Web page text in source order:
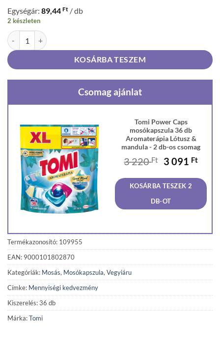
Egységár: 89,44 Ft / db
2 készleten
Tomi Power Caps mosókapszula 36 db Aromaterápia Lótusz &
KOSÁRBA TESZEM
Csomag ajánlat
Tomi Power Caps
mosókapszula 36 db
Aromaterápia Lótusz &
mandula - 2 db-os csomag
3 220Ft
Original
was:
3
220 Ft.
3 091 Ft
is:
091
KOSÁRBA TESZEK 2
DB-OT
Termékazonosító: 109955
EAN: 9000101802870
Kategóriák: Mosás, Mosókapszula,Vegyiáru
Címke: Mennyiségi kedvezmény
Kiszerelés: 36 db
Márka:Tomi